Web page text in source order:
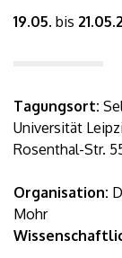
19.05. bis
Tagungsort:
Universität
Rosenthal-Str.
Organisation:
Mohr